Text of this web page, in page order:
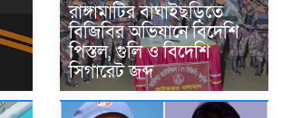
রাঙ্গামাটির বাঘাইছড়িতে
বিজিবির অভিযানে বিদেশি
পিস্তল, গুলি ও বিদেশি
সিগারেট জব্দ